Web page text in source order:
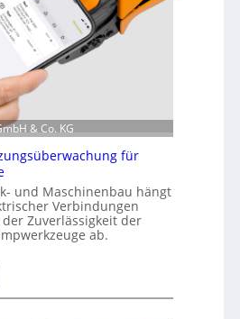
& Co. KG
für
und Maschinenbau hängt
Verbindungen
Zuverlässigkeit der
ab.